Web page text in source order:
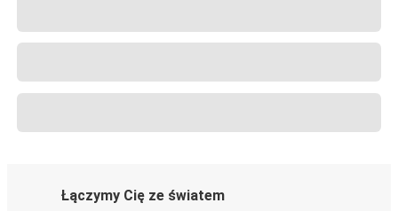
Łączymy Cię ze światem